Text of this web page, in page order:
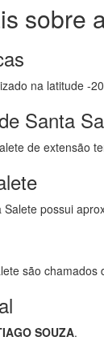
sobre
na latitude -
Santa
de extensão
possui
são chamados
SOUZA.